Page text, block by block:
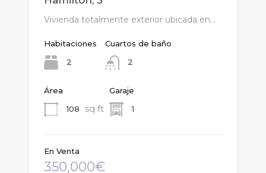
Vivienda totalmente exterior ubicada en…
Habitaciones
2
Cuartos de baño
2
Área
108
sq ft
Garaje
1
En Venta
350,000€